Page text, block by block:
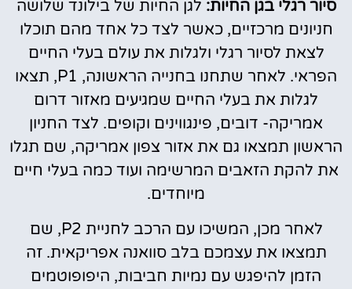
סיור רגלי בגן החיות: לגן החיות של בילונד שלושה
חניונים מרכזיים, כאשר לצד כל אחד מהם תוכלו
לצאת לסיור רגלי ולגלות את עולם בעלי החיים
הפראי. לאחר שתחנו בחנייה הראשונה, P1, תצאו
לגלות את בעלי החיים שמגיעים מאזור דרום
אמריקה- דובים, פינגווינים וקופים. לצד החניון
הראשון תמצאו גם את אזור צפון אמריקה, שם תגלו
את להקת הזאבים המרשימה ועוד כמה בעלי חיים
מיוחדים.
לאחר מכן, המשיכו עם הרכב לחניית P2, שם
תמצאו את עצמכם בלב סוואנה אפריקאית. זה
הזמן להיפגש עם נמיות חביבות, היפופוטמים